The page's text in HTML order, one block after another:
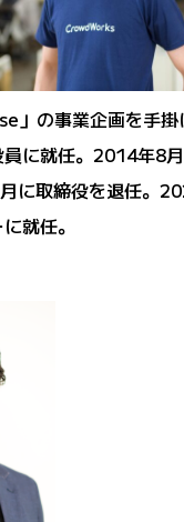
」の事業企画を手
員に就任。2014年8
に取締役を退任。
就任。